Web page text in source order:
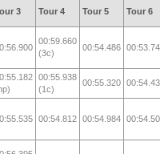
3 Tour 4 Tour 5 Tour 6
00:59.660
(3c)
00:54.486
00:55.938
(1c)
00:55.320
00:54.812 00:54.984